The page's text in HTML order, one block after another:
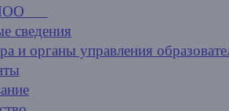
ПОО
сведения
и органы управления